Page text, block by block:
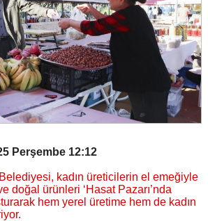
Perşembe 12:12
kadın üreticilerin el emeğiyle
doğal ürünleri ‘Hasat Pazarı’nda
hem yerel üretime hem de kadın